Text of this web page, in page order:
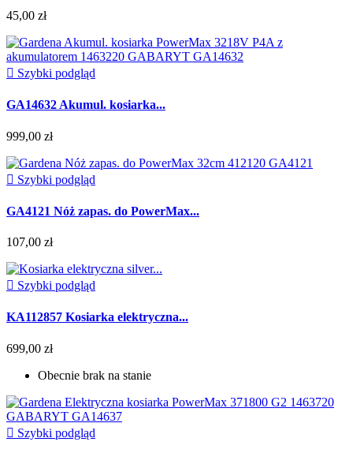
45,00 zł
 Szybki podgląd
GA14632 Akumul. kosiarka...
999,00 zł
 Szybki podgląd
GA4121 Nóż zapas. do PowerMax...
107,00 zł
 Szybki podgląd
KA112857 Kosiarka elektryczna...
699,00 zł
Obecnie brak na stanie
 Szybki podgląd